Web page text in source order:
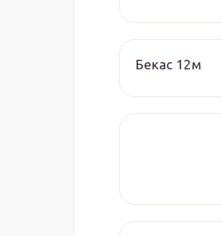
Бекас 12м